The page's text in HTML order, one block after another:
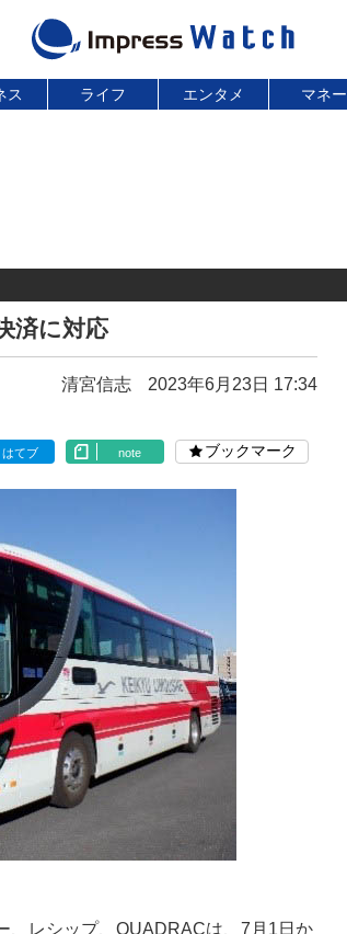
ス ライフ エンタメ マネー
済に対応
清宮信志 2023年6月23日 17:34
はてブ note ブックマーク
、レシップ、QUADRACは、7月1日か